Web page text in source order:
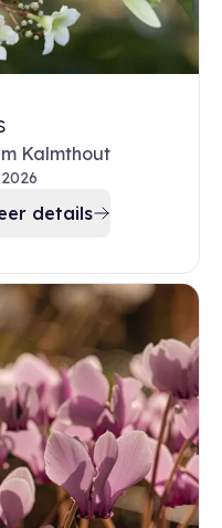
Kalmthout
details